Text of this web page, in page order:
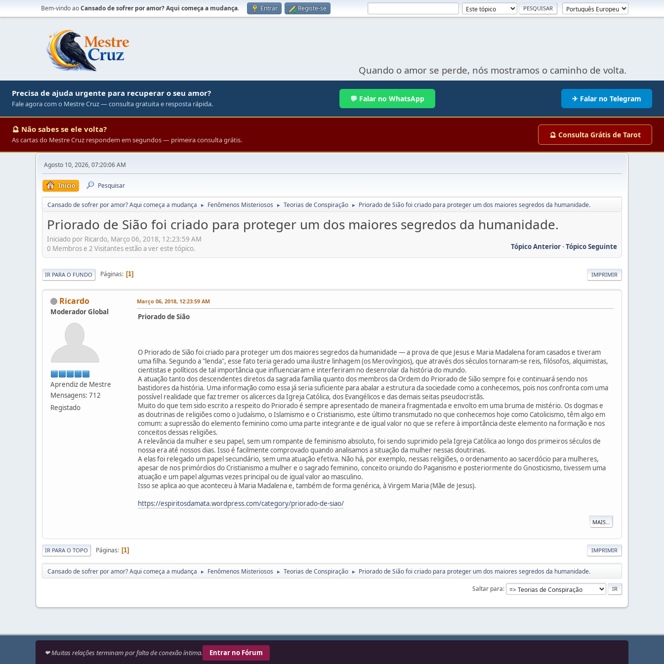
Bem-vindo aoCansado de sofrer por amor? Aqui começa a mudança. Entrar Registe-se
Quando o amor se perde, nós mostramos o caminho de volta.
Precisa de ajuda urgente para recuperar o seu amor?
Fale agora com o Mestre Cruz — consulta gratuita e resposta rápida.
💬 Falar no WhatsApp ✈ Falar no Telegram
🔮 Não sabes se ele volta?
As cartas do Mestre Cruz respondem em segundos — primeira consulta grátis.
🔮 Consulta Grátis de Tarot
Agosto 10, 2026, 07:20:06 AM
Início Pesquisar
Cansado de sofrer por amor? Aqui começa a mudança ► Fenômenos Misteriosos ► Teorias de Conspiração ► Priorado de Sião foi criado para proteger um dos maiores segredos da humanidade.
Priorado de Sião foi criado para proteger um dos maiores segredos da humanidade.
Iniciado por Ricardo, Março 06, 2018, 12:23:59 AM
Tópico Anterior-Tópico Seguinte
0 Membros e 2 Visitantes estão a ver este tópico.
IMPRIMIR
IR PARA O FUNDO Páginas 1
Ricardo
Moderador Global
Aprendiz de Mestre
Mensagens: 712
Registado
Março 06, 2018, 12:23:59 AM
Priorado de Sião
O Priorado de Sião foi criado para proteger um dos maiores segredos da humanidade — a prova de que Jesus e Maria Madalena foram casados e tiveram
uma filha. Segundo a "lenda", esse fato teria gerado uma ilustre linhagem (os Merovíngios), que através dos séculos tornaram-se reis, filósofos, alquimistas,
cientistas e políticos de tal importância que influenciaram e interferiram no desenrolar da história do mundo.
A atuação tanto dos descendentes diretos da sagrada família quanto dos membros da Ordem do Priorado de Sião sempre foi e continuará sendo nos
bastidores da história. Uma informação como essa já seria suficiente para abalar a estrutura da sociedade como a conhecemos, pois nos confronta com uma
possível realidade que faz tremer os alicerces da Igreja Católica, dos Evangélicos e das demais seitas pseudocristãs.
Muito do que tem sido escrito a respeito do Priorado é sempre apresentado de maneira fragmentada e envolto em uma bruma de mistério. Os dogmas e
as doutrinas de religiões como o Judaísmo, o Islamismo e o Cristianismo, este último transmutado no que conhecemos hoje como Catolicismo, têm algo em
comum: a supressão do elemento feminino como uma parte integrante e de igual valor no que se refere à importância deste elemento na formação e nos
conceitos dessas religiões.
A relevância da mulher e seu papel, sem um rompante de feminismo absoluto, foi sendo suprimido pela Igreja Católica ao longo dos primeiros séculos de
nossa era até nossos dias. Isso é facilmente comprovado quando analisamos a situação da mulher nessas doutrinas.
A elas foi relegado um papel secundário, sem uma atuação efetiva. Não há, por exemplo, nessas religiões, o ordenamento ao sacerdócio para mulheres,
apesar de nos primórdios do Cristianismo a mulher e o sagrado feminino, conceito oriundo do Paganismo e posteriormente do Gnosticismo, tivessem uma
atuação e um papel algumas vezes principal ou de igual valor ao masculino.
Isso se aplica ao que aconteceu à Maria Madalena e, também de forma genérica, à Virgem Maria (Mãe de Jesus).
https://espiritosdamata.wordpress.com/category/priorado-de-siao/
MAIS...
IMPRIMIR
IR PARA O TOPO Páginas 1
Cansado de sofrer por amor? Aqui começa a mudança ► Fenômenos Misteriosos ► Teorias de Conspiração ► Priorado de Sião foi criado para proteger um dos maiores segredos da humanidade.
Saltar para
❤ Muitas relações terminam por falta de conexão íntima. Entrar no Fórum